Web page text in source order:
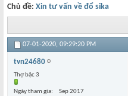
Chủ đề: Xin tư vấn về đổ sika
07-01-2020, 09:29:20 PM
tvn24680
Thợ bậc 3
Ngày tham gia
Sep 2017